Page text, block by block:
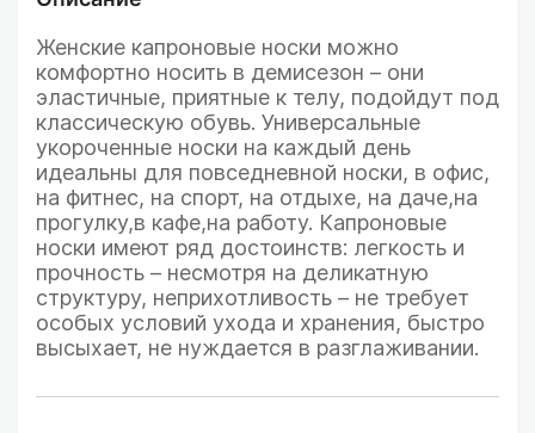
Женские капроновые носки можно
комфортно носить в демисезон – они
эластичные, приятные к телу, подойдут под
классическую обувь. Универсальные
укороченные носки на каждый день
идеальны для повседневной носки, в офис,
на фитнес, на спорт, на отдыхе, на даче,на
прогулку,в кафе,на работу. Капроновые
носки имеют ряд достоинств: легкость и
прочность – несмотря на деликатную
структуру, неприхотливость – не требует
особых условий ухода и хранения, быстро
высыхает, не нуждается в разглаживании.